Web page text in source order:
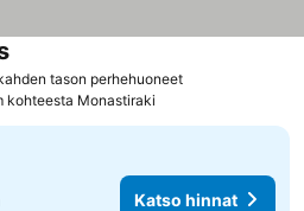
tason perhehuoneet
kohteesta Monastiraki
Katso hinnat